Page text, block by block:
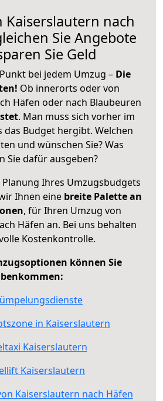
Kaiserslautern nach
Sie Angebote
Sie Geld
bei jedem Umzug – Die
Ob innerorts oder von
Häfen oder nach Blaubeuren
. Man muss sich vorher im
das Budget hergibt. Welchen
und wünschen Sie? Was
Sie dafür ausgeben?
Ihres Umzugsbudgets
Ihnen eine breite Palette an
, für Ihren Umzug von
Häfen an. Bei uns behalten
Kostenkontrolle.
können Sie
benkommen:
in Kaiserslautern
Kaiserslautern
Kaiserslautern
Kaiserslautern nach Häfen